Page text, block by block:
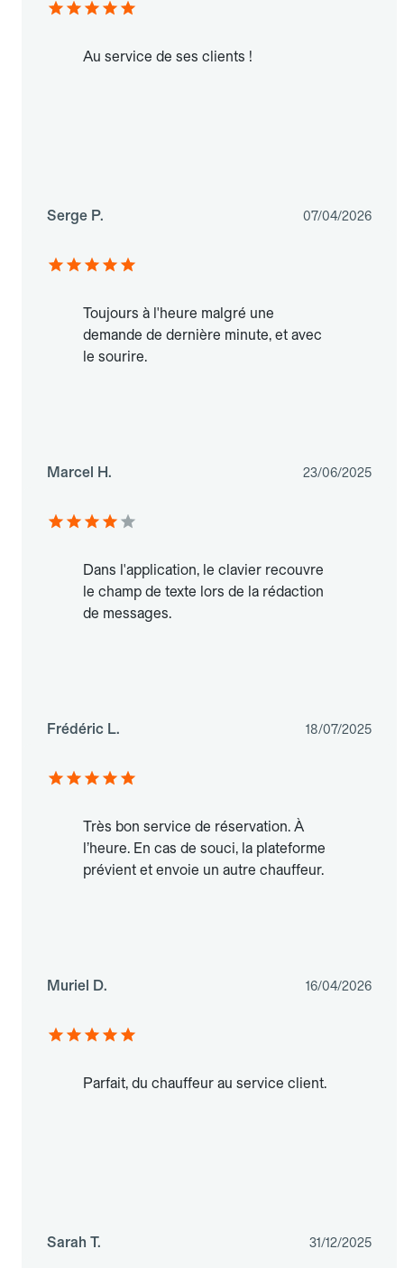
Au service de ses clients !
Serge P. 07/04/2026
Toujours à l'heure malgré une
demande de dernière minute, et avec
le sourire.
Marcel H. 23/06/2025
Dans l'application, le clavier recouvre
le champ de texte lors de la rédaction
de messages.
Frédéric L. 18/07/2025
Très bon service de réservation. À
l’heure. En cas de souci, la plateforme
prévient et envoie un autre chauffeur.
Muriel D. 16/04/2026
Parfait, du chauffeur au service client.
Sarah T. 31/12/2025